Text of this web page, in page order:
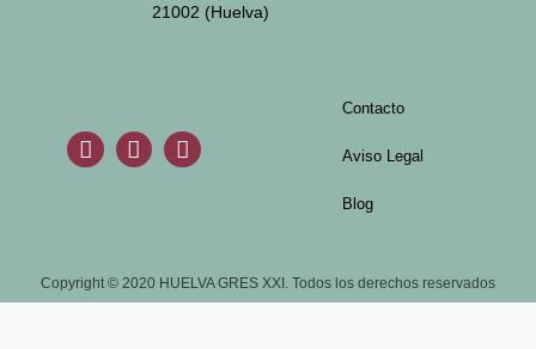
21002 (Huelva)
Contacto
Aviso Legal
Blog
Copyright © 2020 HUELVA GRES XXI. Todos los derechos reservados